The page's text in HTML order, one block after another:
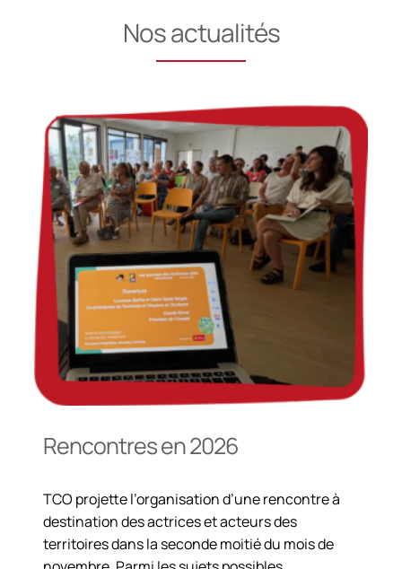
Nos actualités
Rencontres en 2026
TCO projette l’organisation d’une rencontre à
destination des actrices et acteurs des
territoires dans la seconde moitié du mois de